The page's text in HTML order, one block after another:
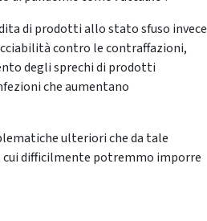
di prodotti allo stato sfuso invece
contro le contraffazioni,
degli sprechi di prodotti
che aumentano
ulteriori che da tale
difficilmente potremmo imporre